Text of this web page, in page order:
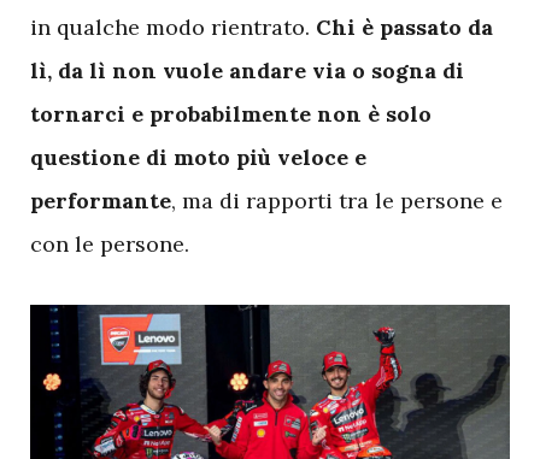
in qualche modo rientrato. Chi è passato da
lì, da lì non vuole andare via o sogna di
tornarci e probabilmente non è solo
questione di moto più veloce e
performante, ma di rapporti tra le persone e
con le persone.